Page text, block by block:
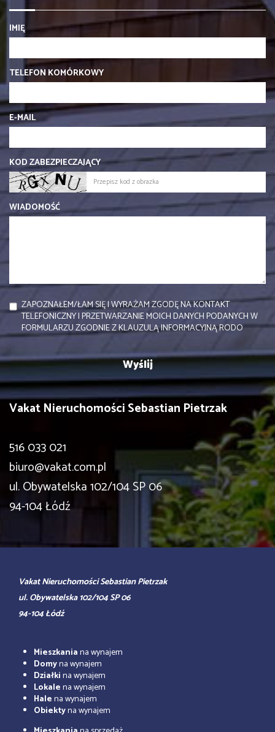
IMIĘ
TELEFON KOMÓRKOWY
E-MAIL
KOD ZABEZPIECZAJĄCY
WIADOMOŚĆ
ZAPOZNAŁEM/ŁAM SIĘ I WYRAŻAM ZGODĘ NA KONTAKT
TELEFONICZNY I PRZETWARZANIE MOICH DANYCH PODANYCH W
FORMULARZU ZGODNIE Z KLAUZULĄ INFORMACYJNĄ RODO
Vakat Nieruchomości Sebastian Pietrzak
516 033 021
biuro@vakat.com.pl
ul. Obywatelska 102/104 SP 06
94-104 Łódź
Vakat Nieruchomości Sebastian Pietrzak
ul. Obywatelska 102/104 SP 06
94-104 Łódź
Mieszkaniana wynajem
Domyna wynajem
Działkina wynajem
Lokalena wynajem
Halena wynajem
Obiektyna wynajem